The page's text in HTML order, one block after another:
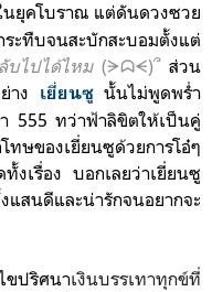
นยุคโบราณ แต่ดันดวงซวย
ะทืบจนสะบักสะบอมตั้งแต่
บไปได้ไหม(ᗒᗣᗕ)՞ส่วน
าง เยี่ยนซูนั้นไม่พูดพร่ำ
555 ทว่าฟ้าลิขิตให้เป็นคู่
ทษของเยี่ยนซูด้วยการโอ๋ๆ
งเรื่อง บอกเลยว่าเยี่ยนซู
นดีและน่ารักจนอยากจะ
ปริศนาเงินบรรเทาทุกข์ที่